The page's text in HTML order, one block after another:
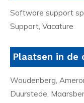
Software support
Support, Vacature
Plaatsen in de
Woudenberg,
Duurstede,